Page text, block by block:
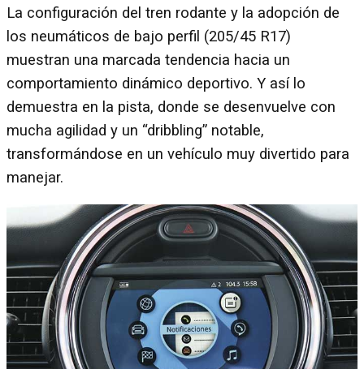
La configuración del tren rodante y la adopción de
los neumáticos de bajo perfil (205/45 R17)
muestran una marcada tendencia hacia un
comportamiento dinámico deportivo. Y así lo
demuestra en la pista, donde se desenvuelve con
mucha agilidad y un “dribbling” notable,
transformándose en un vehículo muy divertido para
manejar.